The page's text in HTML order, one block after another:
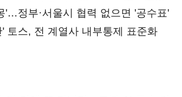
'…정부·서울시 협력 없으면 '공수표'
토스, 전 계열사 내부통제 표준화